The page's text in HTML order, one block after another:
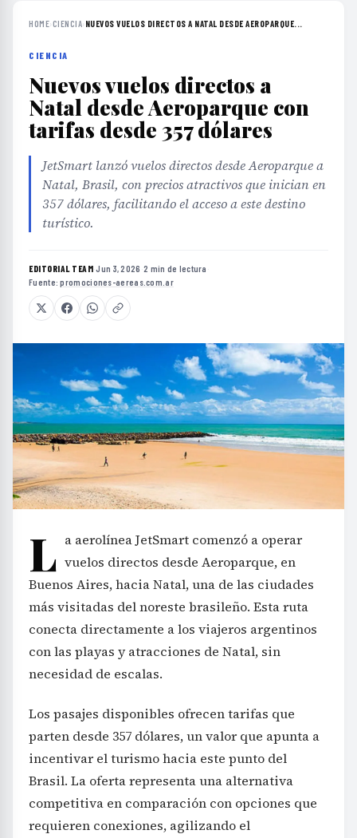
HOME›CIENCIA› NUEVOS VUELOS DIRECTOS A NATAL DESDE AEROPARQUE...
CIENCIA
Nuevos vuelos directos a
Natal desde Aeroparque con
tarifas desde 357 dólares
JetSmart lanzó vuelos directos desde Aeroparque a
Natal, Brasil, con precios atractivos que inician en
357 dólares, facilitando el acceso a este destino
turístico.
EDITORIAL TEAM·Jun 3, 2026 ·2 min de lectura ·
Fuente:promociones-aereas.com.ar
L a aerolínea JetSmart comenzó a operar
vuelos directos desde Aeroparque, en
Buenos Aires, hacia Natal, una de las ciudades
más visitadas del noreste brasileño. Esta ruta
conecta directamente a los viajeros argentinos
con las playas y atracciones de Natal, sin
necesidad de escalas.
Los pasajes disponibles ofrecen tarifas que
parten desde 357 dólares, un valor que apunta a
incentivar el turismo hacia este punto del
Brasil. La oferta representa una alternativa
competitiva en comparación con opciones que
requieren conexiones, agilizando el